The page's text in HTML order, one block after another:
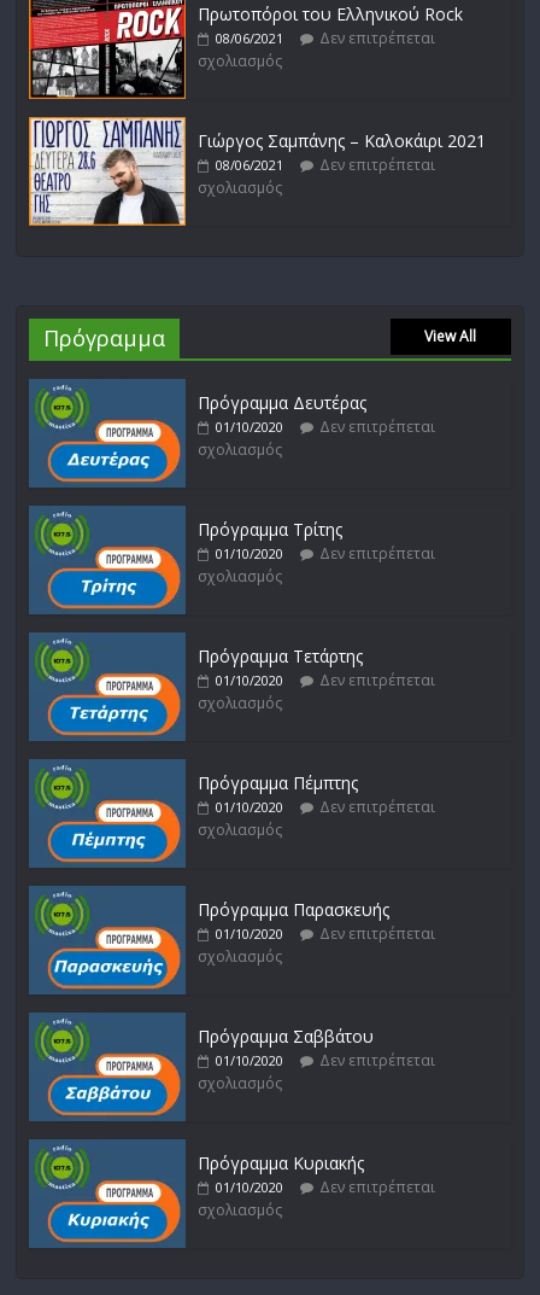
Πρωτοπόροι του Ελληνικού Rock
08/06/2021
Δεν επιτρέπεται
σχολιασμός
Γιώργος Σαμπάνης – Καλοκάιρι 2021
08/06/2021
Δεν επιτρέπεται
σχολιασμός
Πρόγραμμα View All
Πρόγραμμα Δευτέρας
01/10/2020
Δεν επιτρέπεται
σχολιασμός
Πρόγραμμα Τρίτης
01/10/2020
Δεν επιτρέπεται
σχολιασμός
Πρόγραμμα Τετάρτης
01/10/2020
Δεν επιτρέπεται
σχολιασμός
Πρόγραμμα Πέμπτης
01/10/2020
Δεν επιτρέπεται
σχολιασμός
Πρόγραμμα Παρασκευής
01/10/2020
Δεν επιτρέπεται
σχολιασμός
Πρόγραμμα Σαββάτου
01/10/2020
Δεν επιτρέπεται
σχολιασμός
Πρόγραμμα Κυριακής
01/10/2020
Δεν επιτρέπεται
σχολιασμός